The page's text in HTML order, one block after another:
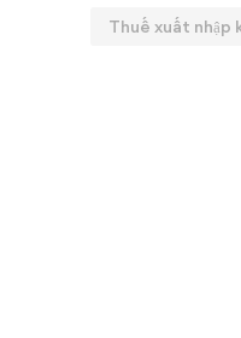
Thuế xuất nhập